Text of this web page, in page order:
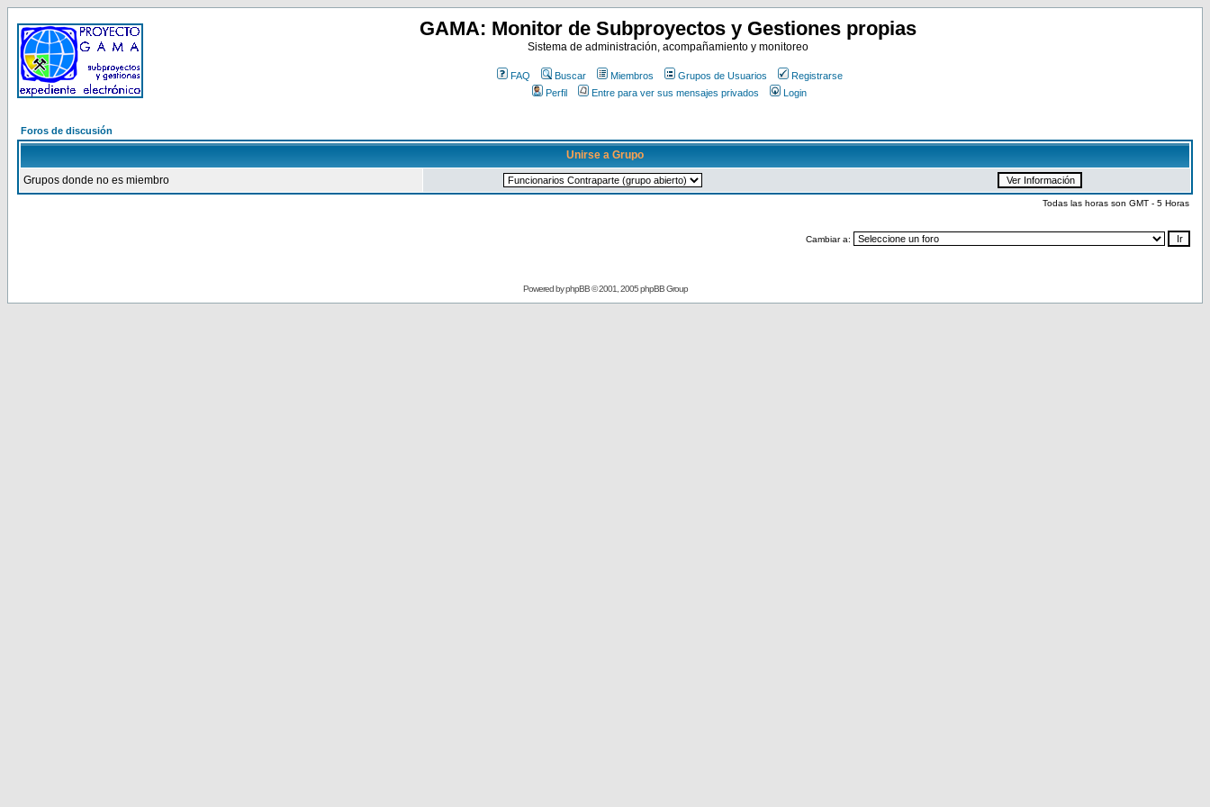
GAMA: Monitor de Subproyectos y Gestiones propias
Sistema de administración, acompañamiento y monitoreo
FAQ Buscar Miembros Grupos de Usuarios
Registrarse
Perfil
Entre para ver sus mensajes privados Login
Foros de discusión
Unirse a Grupo
Grupos donde no es miembro
Todas las horas son GMT - 5 Horas
Cambiar a:
Powered byphpBB© 2001, 2005 phpBB Group